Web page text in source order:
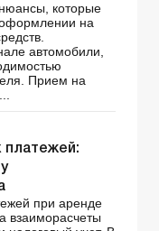
которые
оформлении на
автомобили,
Прием на
платежей:
при аренде
взаиморасчеты